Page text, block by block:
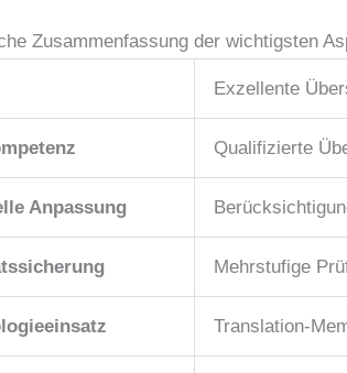
Zusammenfassung der wichtigsten
Exzellente
Qualifizierte
Anpassung
Mehrstufige
Translation-